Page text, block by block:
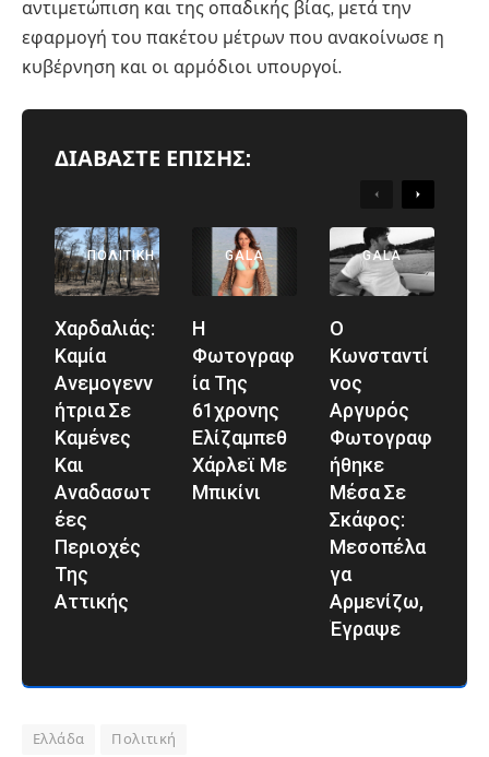
αντιμετώπιση και της οπαδικής βίας, μετά την
εφαρμογή του πακέτου μέτρων που ανακοίνωσε η
κυβέρνηση και οι αρμόδιοι υπουργοί.
ΔΙΑΒΑΣΤΕ ΕΠΙΣΗΣ:
PreviousNext
ΠΟΛΙΤΙΚΉ
Χαρδαλιάς:
Καμία
Ανεμογενν
Ήτρια Σε
Καμένες
Και
Αναδασωτ
Έες
Περιοχές
Της
Αττικής
GALA
Η
Φωτογραφ
Ία Της
61χρονης
Ελίζαμπεθ
Χάρλεϊ Με
Μπικίνι
GALA
Ο
Κωνσταντί
Νος
Αργυρός
Φωτογραφ
Ήθηκε
Μέσα Σε
Σκάφος:
Μεσοπέλα
Γα
Αρμενίζω,
Έγραψε
Ελλάδα Πολιτική